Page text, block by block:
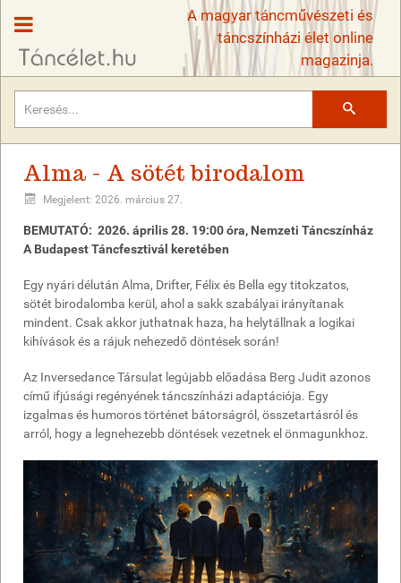
A magyar táncművészeti és
táncszínházi élet online
magazinja.
Alma - A sötét birodalom
Megjelent: 2026. március 27.
BEMUTATÓ: 2026. április 28. 19:00 óra, Nemzeti Táncszínház
A Budapest Táncfesztivál keretében
Egy nyári délután Alma, Drifter, Félix és Bella egy titokzatos,
sötét birodalomba kerül, ahol a sakk szabályai irányítanak
mindent. Csak akkor juthatnak haza, ha helytállnak a logikai
kihívások és a rájuk nehezedő döntések során!
Az Inversedance Társulat legújabb előadása Berg Judit azonos
című ifjúsági regényének táncszínházi adaptációja. Egy
izgalmas és humoros történet bátorságról, összetartásról és
arról, hogy a legnehezebb döntések vezetnek el önmagunkhoz.